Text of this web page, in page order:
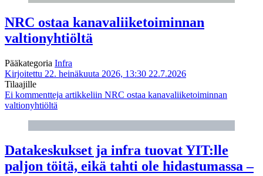
NRC ostaa kanavaliiketoiminnan
valtionyhtiöltä
Pääkategoria Infra
Kirjoitettu 22. heinäkuuta 2026, 13:30 22.7.2026
Tilaajille
Ei kommentteja artikkeliin NRC ostaa kanavaliiketoiminnan
valtionyhtiöltä
Datakeskukset ja infra tuovat YIT:lle
paljon töitä, eikä tahti ole hidastumassa –